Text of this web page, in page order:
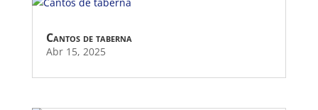
Cantos de taberna
Abr 15, 2025